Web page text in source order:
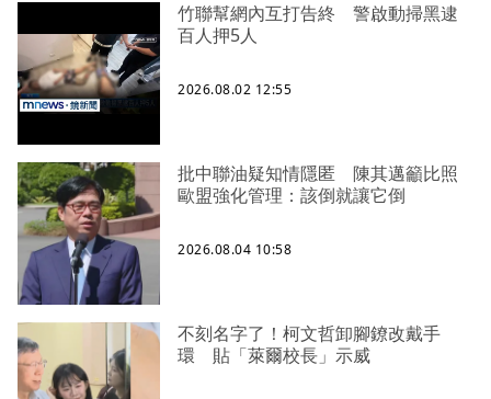
竹聯幫網內互打告終 警啟動掃黑逮
百人押5人
2026.08.02 12:55
批中聯油疑知情隱匿 陳其邁籲比照
歐盟強化管理：該倒就讓它倒
2026.08.04 10:58
不刻名字了！柯文哲卸腳鐐改戴手
環 貼「萊爾校長」示威